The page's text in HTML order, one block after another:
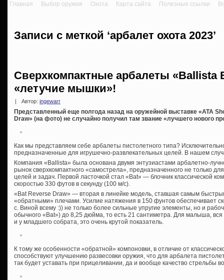
Главная Выбор оружия Охота Карта сайта Полезные ссылки
Записи с меткой ‘арбалет охота 2023’
Сверхкомпактные арбалеты «Ballista
«летучие мышки»!
Автор: ingewarr
Представленный еще полгода назад на оружейной выставке «ATA
Draw» (на фото) не случайно получил там звание «лучшего нового
Как мы представляем себе арбалеты пистолетного типа?
предназначенные для игрушечно-развлекательных целей. В нашем
Компания «Ballista» была основана двумя энтузиастами арбалетно-
рынок сверхкомпактного «самострела», предназначенного не только
целей и задач. Первой ласточкой стал «Bat» — блочник классической
скоростью 330 футов в секунду (100 м/с).
«Bat Reverse Draw» — вторая в линейке модель, ставшая самым
«обратными» плечами. Усилие натяжения в 150 фунтов обеспечивает
с. Виной всему :)) не только более сильные упругие элементы, но и
обычного «Bat») до 8,25 дюйма, то есть 21 сантиметра. Для малыша, вся
и у младшего собрата, это очень крутой показатель.
К тому же особенности «обратной» компоновки, в отличие от
способствуют улучшению развесовки оружия, что для арбалета
так будет уставать при прицеливании, да и вообще качество стрельбы